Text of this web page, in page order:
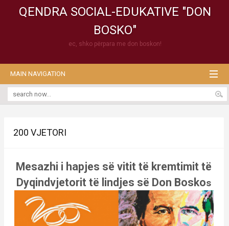
QENDRA SOCIAL-EDUKATIVE "DON
BOSKO"
ec, shko përpara me don boskon!
MAIN NAVIGATION
200 VJETORI
Mesazhi i hapjes së vitit të kremtimit të
Dyqindvjetorit të lindjes së Don Boskos